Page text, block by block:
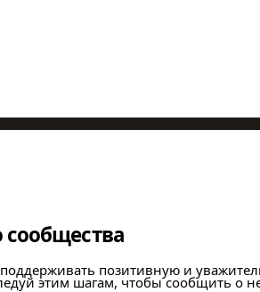
позитивную и
этим шагам, чтобы сообщить о